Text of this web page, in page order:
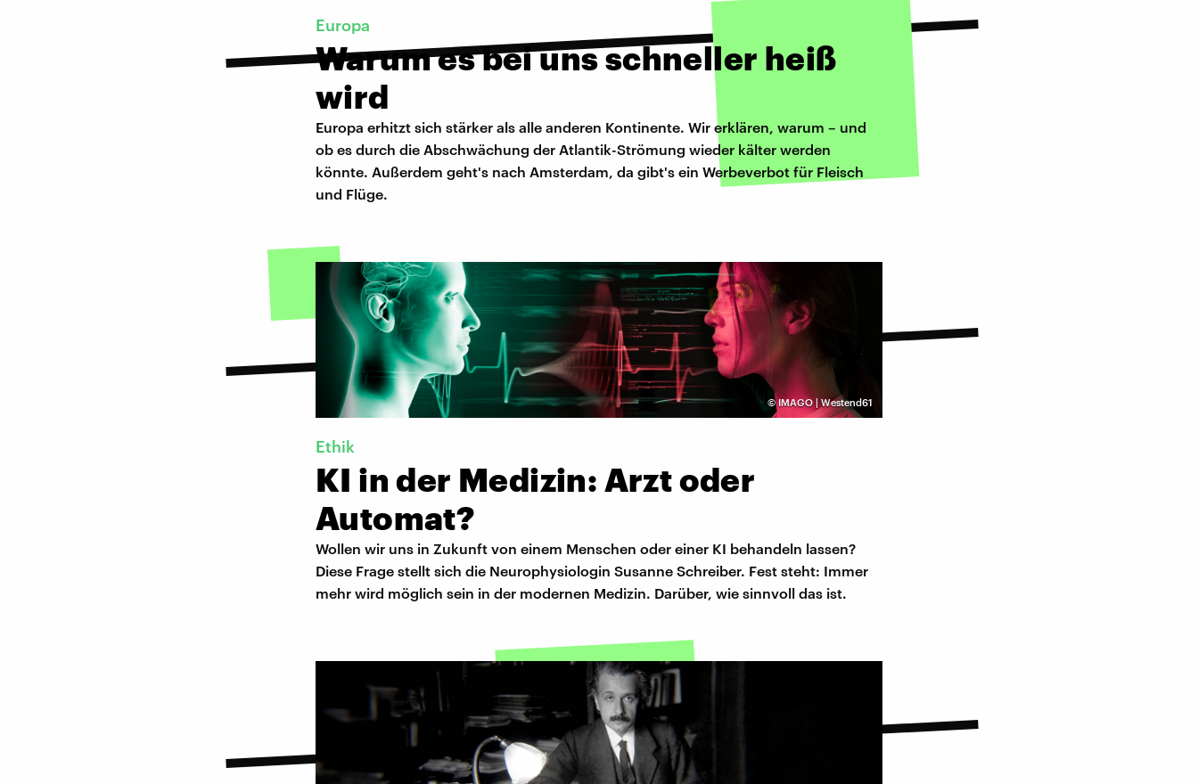
Europa
Warum es bei uns schneller heiß
wird
Europa erhitzt sich stärker als alle anderen Kontinente. Wir erklären, warum – und
ob es durch die Abschwächung der Atlantik-Strömung wieder kälter werden
könnte. Außerdem geht's nach Amsterdam, da gibt's ein Werbeverbot für Fleisch
und Flüge.
©IMAGO | Westend61
Ethik
KI in der Medizin: Arzt oder
Automat?
Wollen wir uns in Zukunft von einem Menschen oder einer KI behandeln lassen?
Diese Frage stellt sich die Neurophysiologin Susanne Schreiber. Fest steht: Immer
mehr wird möglich sein in der modernen Medizin. Darüber, wie sinnvoll das ist.